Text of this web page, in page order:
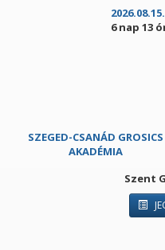
2026.08.15.
6 nap 13
SZEGED-CSANÁD GROSICS
AKADÉMIA
Szent